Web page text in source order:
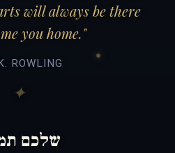
will always be there
you home."
ROWLING
שלכם